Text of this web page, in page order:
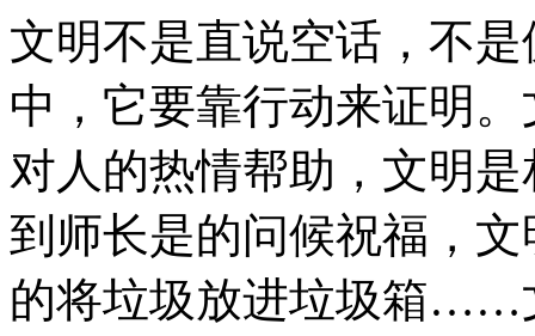
文明不是直说空话，不
中，它要靠行动来证明
对人的热情帮助，文明
到师长是的问候祝福，
的将垃圾放进垃圾箱……